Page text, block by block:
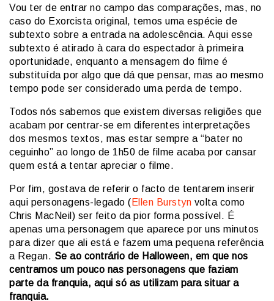
Vou ter de entrar no campo das comparações, mas, no
caso do Exorcista original, temos uma espécie de
subtexto sobre a entrada na adolescência. Aqui esse
subtexto é atirado à cara do espectador à primeira
oportunidade, enquanto a mensagem do filme é
substituída por algo que dá que pensar, mas ao mesmo
tempo pode ser considerado uma perda de tempo.
Todos nós sabemos que existem diversas religiões que
acabam por centrar-se em diferentes interpretações
dos mesmos textos, mas estar sempre a “bater no
ceguinho” ao longo de 1h50 de filme acaba por cansar
quem está a tentar apreciar o filme.
Por fim, gostava de referir o facto de tentarem inserir
aqui personagens-legado ( Ellen Burstyn volta como
Chris MacNeil) ser feito da pior forma possível. É
apenas uma personagem que aparece por uns minutos
para dizer que ali está e fazem uma pequena referência
a Regan. Se ao contrário de Halloween, em que nos
centramos um pouco nas personagens que faziam
parte da franquia, aqui só as utilizam para situar a
franquia.